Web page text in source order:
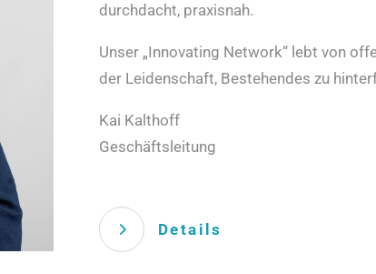
durchdacht, praxisnah.
Unser „Innovating Network“ lebt von
der Leidenschaft, Bestehendes zu
Kai Kalthoff
Geschäftsleitung
Details